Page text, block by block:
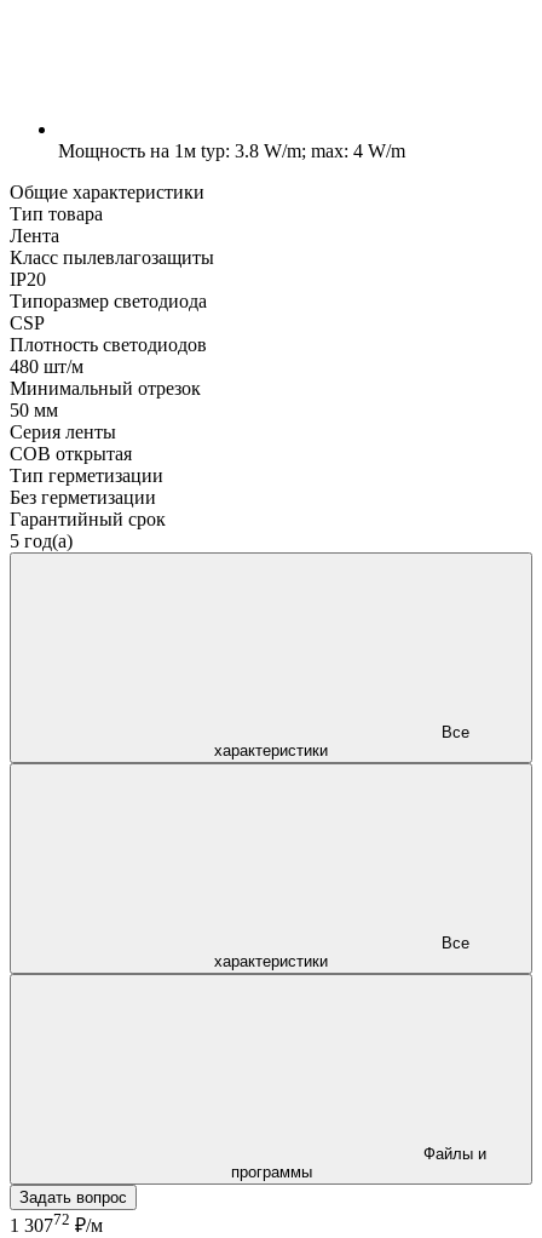
Мощность на 1м typ: 3.8 W/m; max: 4 W/m
Общие характеристики
Тип товара
Лента
Класс пылевлагозащиты
IP20
Типоразмер светодиода
CSP
Плотность светодиодов
480 шт/м
Минимальный отрезок
50 мм
Серия ленты
COB открытая
Тип герметизации
Без герметизации
Гарантийный срок
5 год(а)
характеристики
характеристики
программы
Задать вопрос
1 30772 ₽/м